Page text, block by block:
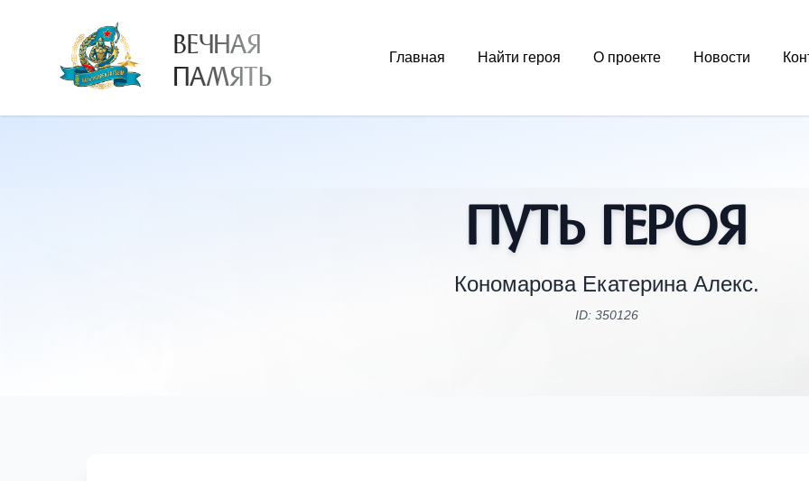
ВЕЧНАЯ
ПАМЯТЬ
Главная Найти героя О проекте Новости
Путь Героя
Кономарова Екатерина Алекс.
ID: 350126